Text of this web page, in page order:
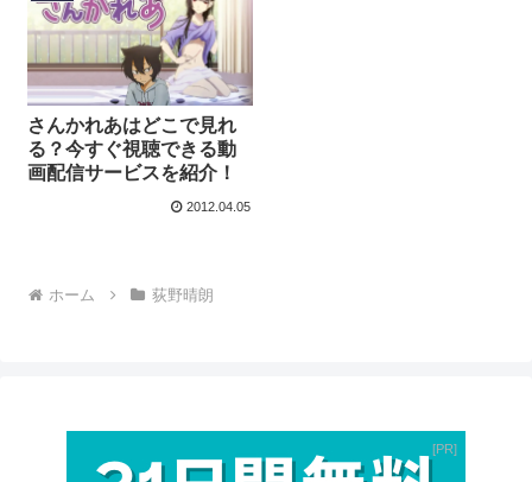
さんかれあはどこで見れ
る？今すぐ視聴できる動
画配信サービスを紹介！
2012.04.05
ホーム 荻野晴朗
PR